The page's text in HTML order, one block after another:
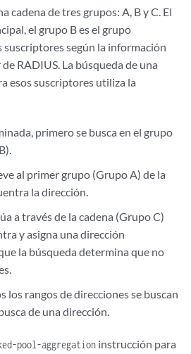
cadena de tres grupos: A, B y C. El
el grupo B es el grupo
según la información
RADIUS. La búsqueda de una
esos suscriptores utiliza la
primero se busca en el grupo
al primer grupo (Grupo A) de la
la dirección.
a través de la cadena (Grupo C)
y asigna una dirección
la búsqueda determina que no
los rangos de direcciones se buscan
de una dirección.
pool-aggregation instrucción para